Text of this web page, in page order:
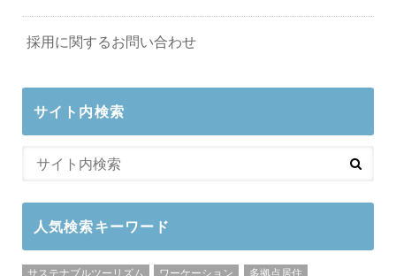
採用に関するお問い合わせ
サイト内検索
人気検索キーワード
サステナブルツーリズム ワーケーション
多拠点居住